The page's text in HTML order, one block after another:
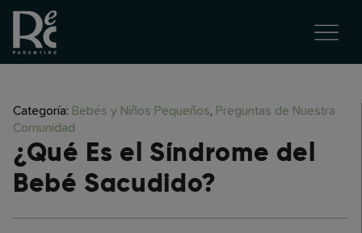
Categoría: Bebés y Niños Pequeños, Preguntas de Nuestra
Comunidad
¿Qué Es el Síndrome del
Bebé Sacudido?